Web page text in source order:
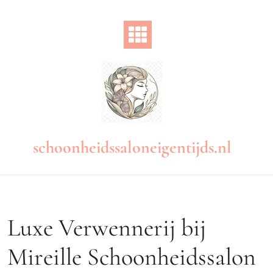
schoonheidssaloneigentijds.nl
Luxe Verwennerij bij
Mireille Schoonheidssalon